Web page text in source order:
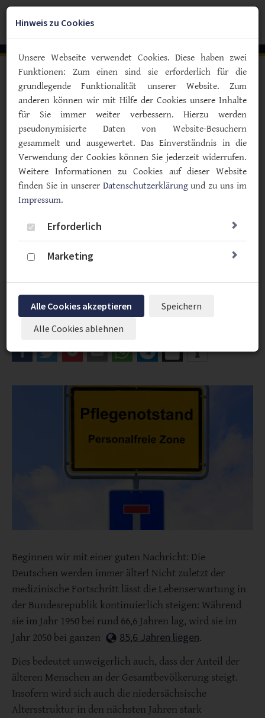
Zum
Hauptinhalt
Vorlesen
Pflegenotstand bekämpfen
„Auch ältere Menschen mit
Diabetes müssen angemessen
versorgt werden“
04.07.2022
Politik & Gesellschaft
Der demografische Wandel sorgt dafür, dass in
Deutschland immer mehr Personen pflegebedürftig
werden – und zwar auch Menschen mit Diabetes.
Pflegefachkräften. Diese sind dann auch noch
unzureichend im Bereich Diabetesversorgung geschult.
Ein Dilemma, dem es dringend zu begegnen gilt.
Beginnen wir mit einer guten Nachricht: Die
Deutschen werden immer älter! Nicht zuletzt der
medizinische Fortschritt lässt die Lebenserwartung in
der Bundesrepublik kontinuierlich steigen: Während
sie im Jahr 1950 bei rund 66,6 Jahren lag, wird sie im
Jahr 2050 bei ganzen
85,6 Jahren liegen.
Dies bedeutet unweigerlich auch, dass der Anteil der
älteren Menschen an der Gesamtbevölkerung steigt.
Insofern wird sich auch die niedersächsische
Altersstruktur in den nächsten Jahren stark
Hinweis zu Cookies
Unsere Webseite verwendet Cookies. Diese haben zwei
Funktionen: Zum einen sind sie erforderlich für die
grundlegende Funktionalität unserer Website. Zum
anderen können wir mit Hilfe der Cookies unsere Inhalte
für Sie immer weiter verbessern. Hierzu werden
pseudonymisierte Daten von Website-Besuchern
gesammelt und ausgewertet. Das Einverständnis in die
Verwendung der Cookies können Sie jederzeit widerrufen.
Weitere Informationen zu Cookies auf dieser Website
finden Sie in unserer Datenschutzerklärungund zu uns im
Impressum.
Erforderlich
Marketing
Alle Cookies akzeptieren
Speichern
Alle Cookies ablehnen